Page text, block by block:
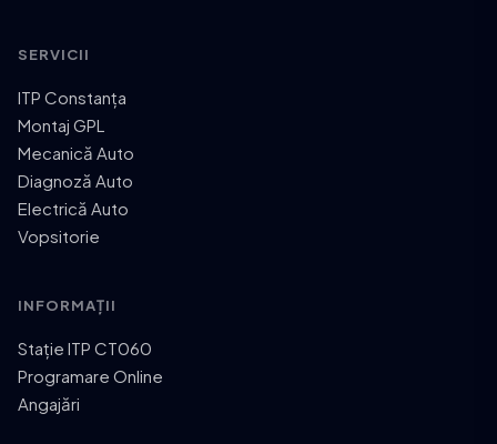
SERVICII
ITP Constanța
Montaj GPL
Mecanică Auto
Diagnoză Auto
Electrică Auto
Vopsitorie
INFORMAȚII
Stație ITP CT060
Programare Online
Angajări